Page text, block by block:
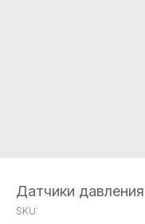
Датчики
SKU: